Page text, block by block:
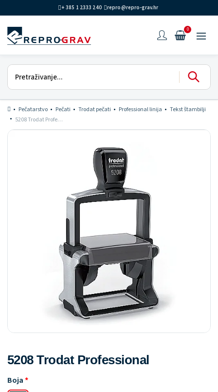
+ 385 1 2333 240 repro@repro-grav.hr
0
Pečatarstvo Pečati Trodat pečati Professional linija
Tekst štambilji
5208 Trodat Professional
5208 Trodat Professional
Boja